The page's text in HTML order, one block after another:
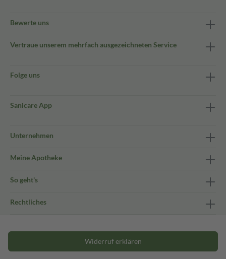
Bewerte uns
Vertraue unserem mehrfach ausgezeichneten Service
Folge uns
Sanicare App
Unternehmen
Meine Apotheke
So geht's
Rechtliches
Widerruf erklären